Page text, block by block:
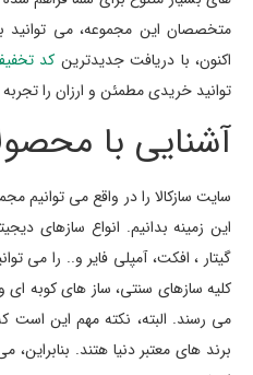
متخصصان این مجموعه، می توانید
اکنون، با دریافت جدیدترین کد
توانید خریدی مطمئن و ارزان را تجربه
آشنایی با
سایت سازکالا را در واقع می توانیم
این زمینه بدانیم. انواع سازهای
گیتار ، افکت، آمپلی فایر و.. را می
کلیه سازهای سنتی، ساز های کوبه
می رسند. البته، نکته مهم این است
برند های معتبر دنیا هتند.